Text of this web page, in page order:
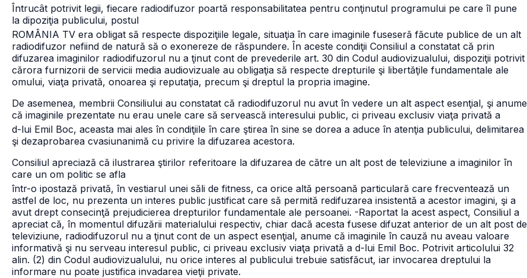
Întrucât potrivit legii, fiecare radiodifuzor poartă responsabilitatea pentru conţinutul programului pe care îl pune
la dipoziţia publicului, postul
ROMÂNIA TV era obligat să respecte dispoziţiile legale, situaţia în care imaginile fuseseră făcute publice de un alt
radiodifuzor nefiind de natură să o exonereze de răspundere. În aceste condiţii Consiliul a constatat că prin
difuzarea imaginilor radiodifuzorul nu a ţinut cont de prevederile art. 30 din Codul audiovizualului, dispoziţii potrivit
cărora furnizorii de servicii media audiovizuale au obligaţia să respecte drepturile şi libertăţile fundamentale ale
omului, viaţa privată, onoarea şi reputaţia, precum şi dreptul la propria imagine.
De asemenea, membrii Consiliului au constatat că radiodifuzorul nu avut în vedere un alt aspect esenţial, şi anume
că imaginile prezentate nu erau unele care să servească interesului public, ci priveau exclusiv viaţa privată a
d-lui Emil Boc, aceasta mai ales în condiţiile în care ştirea în sine se dorea a aduce în atenţia publicului, delimitarea
şi dezaprobarea cvasiunanimă cu privire la difuzarea acestora.
Consiliul apreciază că ilustrarea ştirilor referitoare la difuzarea de către un alt post de televiziune a imaginilor în
care un om politic se afla
într-o ipostază privată, în vestiarul unei săli de fitness, ca orice altă persoană particulară care frecventează un
astfel de loc, nu prezenta un interes public justificat care să permită redifuzarea insistentă a acestor imagini, şi a
avut drept consecinţă prejudicierea drepturilor fundamentale ale persoanei. -Raportat la acest aspect, Consiliul a
apreciat că, în momentul difuzării materialului respectiv, chiar dacă acesta fusese difuzat anterior de un alt post de
televiziune, radiodifuzorul nu a ţinut cont de un aspect esenţial, anume că imaginile în cauză nu aveau valoare
informativă şi nu serveau interesul public, ci priveau exclusiv viaţa privată a d-lui Emil Boc. Potrivit articolului 32
alin. (2) din Codul audiovizualului, nu orice interes al publicului trebuie satisfăcut, iar invocarea dreptului la
informare nu poate justifica invadarea vieţii private.